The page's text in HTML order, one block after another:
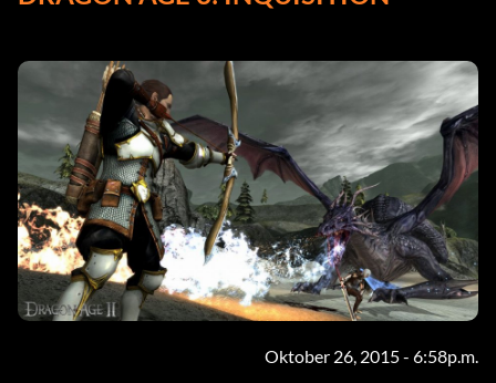
Oktober 26, 2015 - 6:58p.m.